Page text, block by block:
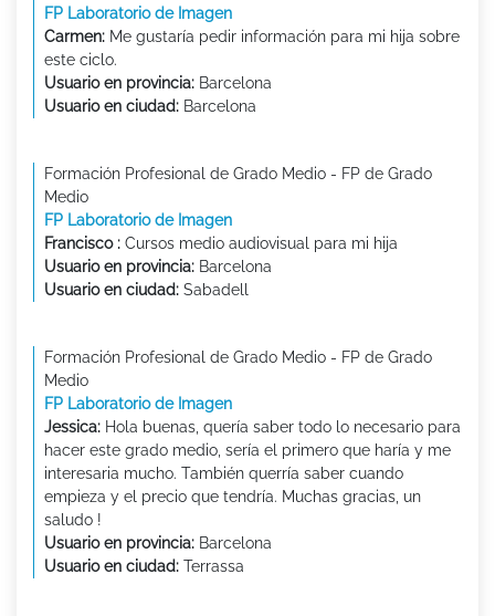
FP Laboratorio de Imagen
Carmen: Me gustaría pedir información para mi hija sobre
este ciclo.
Usuario en provincia: Barcelona
Usuario en ciudad: Barcelona
Formación Profesional de Grado Medio - FP de Grado
Medio
FP Laboratorio de Imagen
Francisco : Cursos medio audiovisual para mi hija
Usuario en provincia: Barcelona
Usuario en ciudad: Sabadell
Formación Profesional de Grado Medio - FP de Grado
Medio
FP Laboratorio de Imagen
Jessica: Hola buenas, quería saber todo lo necesario para
hacer este grado medio, sería el primero que haría y me
interesaria mucho. También querría saber cuando
empieza y el precio que tendría. Muchas gracias, un
saludo !
Usuario en provincia: Barcelona
Usuario en ciudad: Terrassa